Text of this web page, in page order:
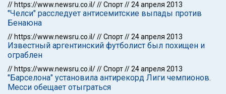
// https://www.newsru.co.il///Спорт//24 апреля 2013
"Челси" расследует антисемитские выпады против
Бенаюна
// https://www.newsru.co.il///Спорт//24 апреля 2013
Известный аргентинский футболист был похищен и
ограблен
// https://www.newsru.co.il///Спорт//24 апреля 2013
"Барселона" установила антирекорд Лиги чемпионов.
Месси обещает отыграться